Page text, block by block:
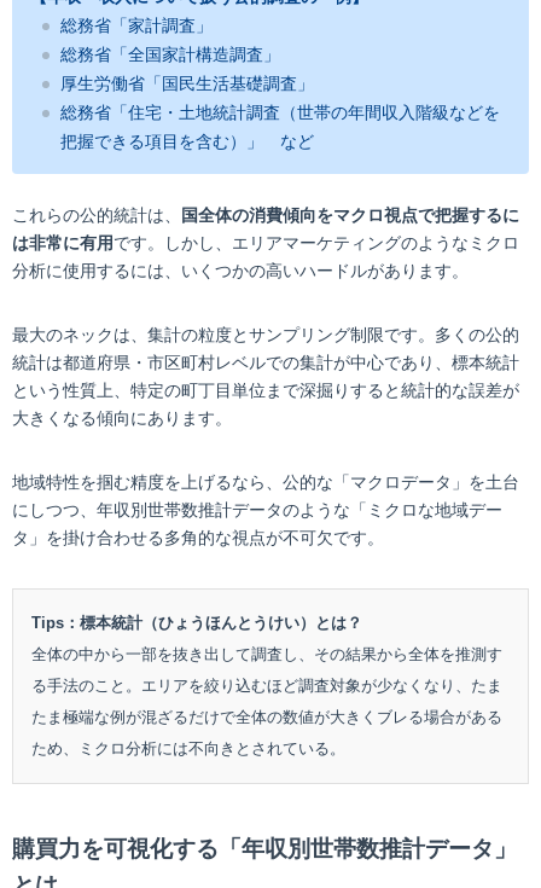
総務省「家計調査」
総務省「全国家計構造調査」
厚生労働省「国民生活基礎調査」
総務省「住宅・土地統計調査（世帯の年間収入階級などを
把握できる項目を含む）」 など
これらの公的統計は、
国全体の消費傾向をマクロ視点で把握するに
は非常に有用です。しかし、エリアマーケティングのようなミクロ
分析に使用するには、いくつかの高いハードルがあります。
最大のネックは、集計の粒度とサンプリング制限です。多くの公的
統計は都道府県・市区町村レベルでの集計が中心であり、標本統計
という性質上、特定の町丁目単位まで深掘りすると統計的な誤差が
大きくなる傾向にあります。
地域特性を掴む精度を上げるなら、公的な「マクロデータ」を土台
にしつつ、年収別世帯数推計データのような「ミクロな地域デー
タ」を掛け合わせる多角的な視点が不可欠です。
Tips：標本統計（ひょうほんとうけい）とは？
全体の中から一部を抜き出して調査し、その結果から全体を推測す
る手法のこと。エリアを絞り込むほど調査対象が少なくなり、たま
たま極端な例が混ざるだけで全体の数値が大きくブレる場合がある
ため、ミクロ分析には不向きとされている。
購買力を可視化する「年収別世帯数推計データ」